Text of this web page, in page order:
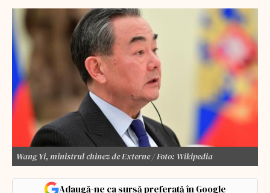
Wang Yi, ministrul chinez de Externe / Foto: Wikipedia
Adaugă-ne ca sursă preferată în Google